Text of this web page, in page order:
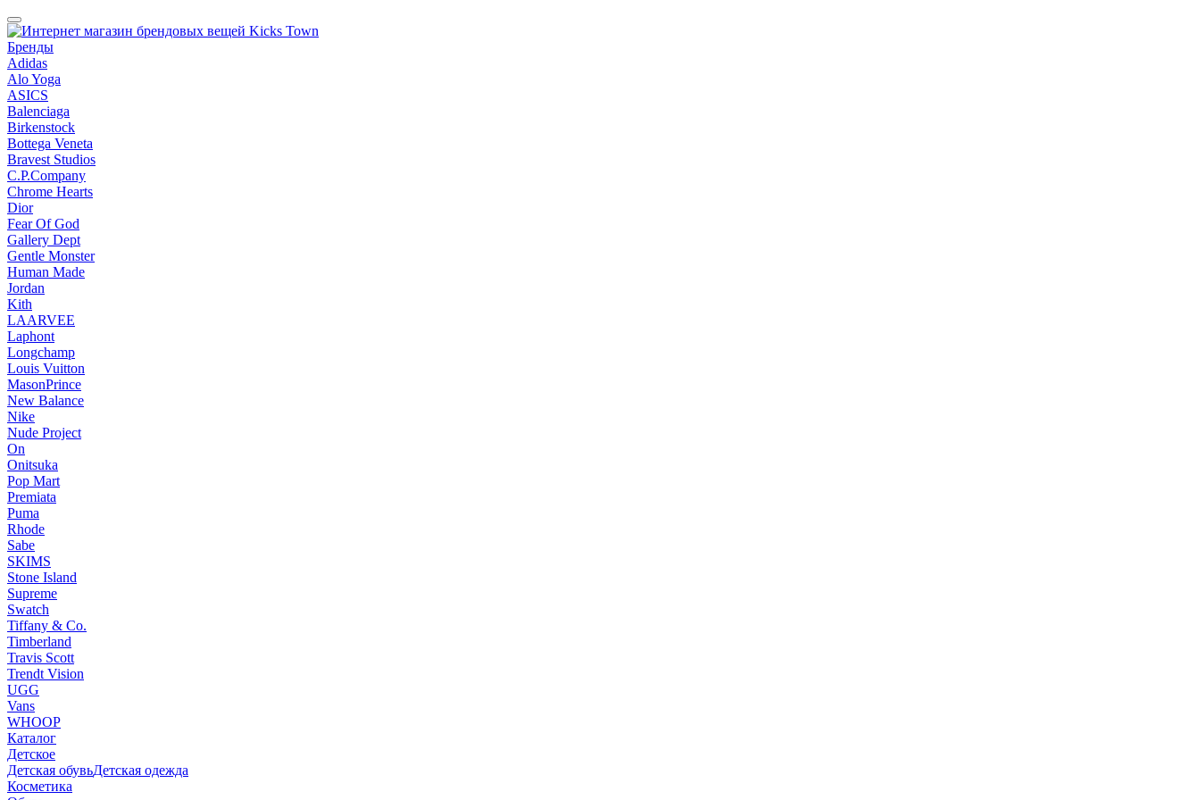
Бренды
Adidas
Alo Yoga
ASICS
Balenciaga
Birkenstock
Bottega Veneta
Bravest Studios
C.P.Company
Chrome Hearts
Dior
Fear Of God
Gallery Dept
Gentle Monster
Human Made
Jordan
Kith
LAARVEE
Laphont
Longchamp
Louis Vuitton
MasonPrince
New Balance
Nike
Nude Project
On
Onitsuka
Pop Mart
Premiata
Puma
Rhode
Sabe
SKIMS
Stone Island
Supreme
Swatch
Tiffany & Co.
Timberland
Travis Scott
Trendt Vision
UGG
Vans
WHOOP
Каталог
Детское
Детская обувьДетская одежда
Косметика